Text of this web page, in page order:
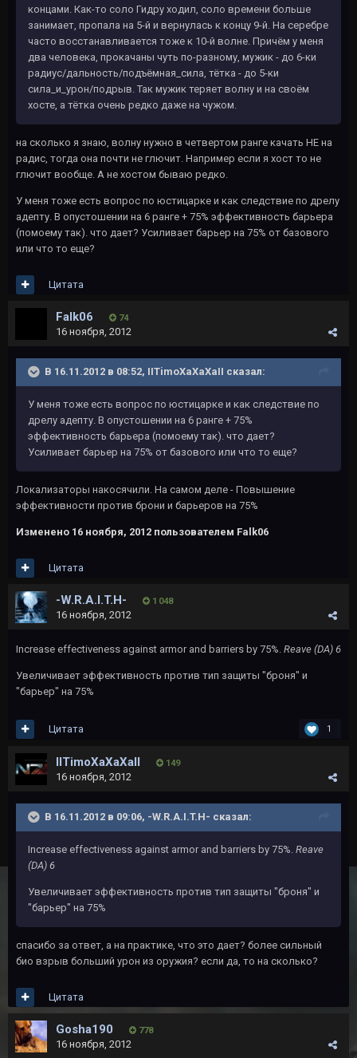
концами. Как-то соло Гидру ходил, соло времени больше
занимает, пропала на 5-й и вернулась к концу 9-й. На серебре
часто восстанавливается тоже к 10-й волне. Причём у меня
два человека, прокачаны чуть по-разному, мужик - до 6-ки
радиус/дальность/подъёмная_сила, тётка - до 5-ки
сила_и_урон/подрыв. Так мужик теряет волну и на своём
хосте, а тётка очень редко даже на чужом.
на сколько я знаю, волну нужно в четвертом ранге качать НЕ на
радис, тогда она почти не глючит. Например если я хост то не
глючит вообще. А не хостом бываю редко.
У меня тоже есть вопрос по юстицарке и как следствие по дрелу
адепту. В опустошении на 6 ранге + 75% эффективность барьера
(помоему так). что дает? Усиливает барьер на 75% от базового
или что то еще?
Цитата
Falk06 74
16 ноября, 2012
В 16.11.2012 в 08:52, IITimoXaXaXaII сказал:
У меня тоже есть вопрос по юстицарке и как следствие по
дрелу адепту. В опустошении на 6 ранге + 75%
эффективность барьера (помоему так). что дает?
Усиливает барьер на 75% от базового или что то еще?
Локализаторы накосячили. На самом деле - Повышение
эффективности против брони и барьеров на 75%
Изменено 16 ноября, 2012 пользователем Falk06
Цитата
-W.R.A.I.T.H- 1 048
16 ноября, 2012
Increase effectiveness against armor and barriers by 75%. Reave (DA) 6
Увеличивает эффективность против тип защиты "броня" и
"барьер" на 75%
1
Цитата
IITimoXaXaXaII 149
16 ноября, 2012
В 16.11.2012 в 09:06, -W.R.A.I.T.H- сказал:
Increase effectiveness against armor and barriers by 75%. Reave
(DA) 6
Увеличивает эффективность против тип защиты "броня" и
"барьер" на 75%
спасибо за ответ, а на практике, что это дает? более сильный
био взрыв больший урон из оружия? если да, то на сколько?
Цитата
Gosha190 778
16 ноября, 2012